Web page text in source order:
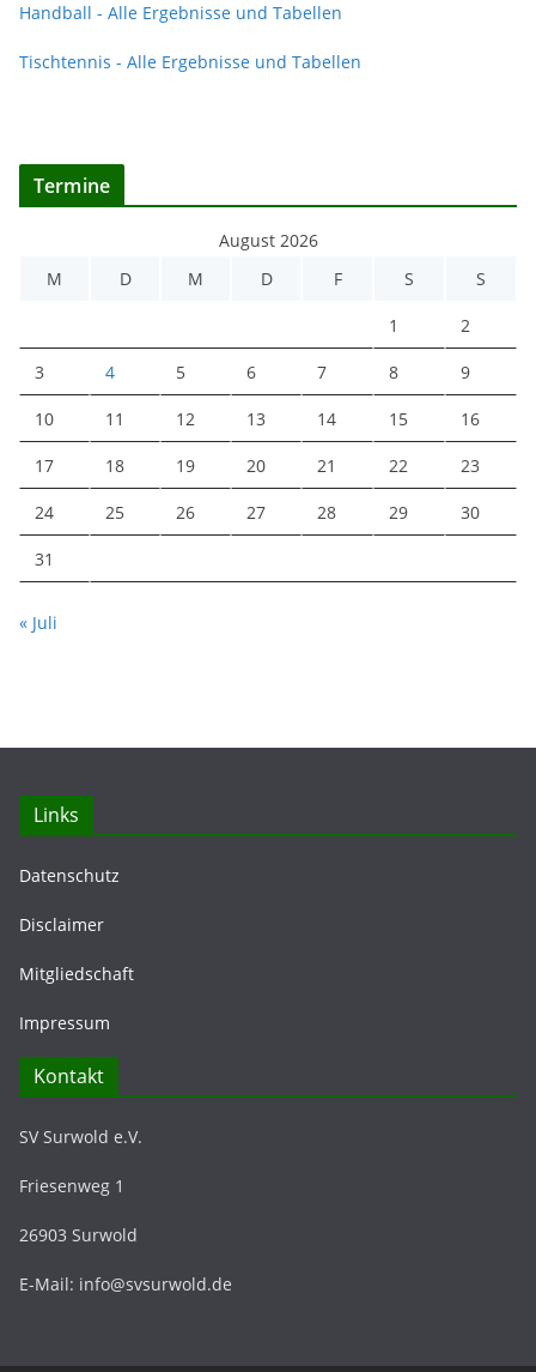
Handball - Alle Ergebnisse und Tabellen
Tischtennis - Alle Ergebnisse und Tabellen
Termine
August 2026
M
D M D F S S
1 2
3 4 5 6 7 8 9
10 11 12 13 14 15 16
17 18 19 20 21 22 23
24 25 26 27 28 29 30
31
« Juli
Links
Datenschutz
Disclaimer
Mitgliedschaft
Impressum
Kontakt
SV Surwold e.V.
Friesenweg 1
26903 Surwold
E-Mail: info@svsurwold.de